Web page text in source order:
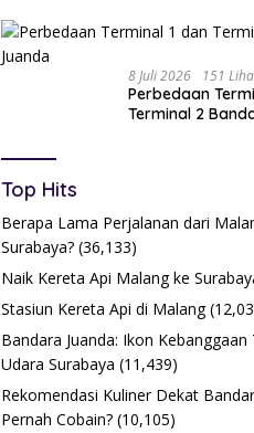
8 Juli 2026 151
Perbedaan
Terminal 2
Top Hits
Berapa Lama Perjalanan dari
Surabaya? (36,133)
Naik Kereta Api Malang ke
Stasiun Kereta Api di Malang
Bandara Juanda: Ikon
Udara Surabaya (11,439)
Rekomendasi Kuliner Dekat
Pernah Cobain? (10,105)